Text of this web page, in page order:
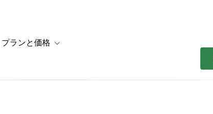
ソリューション
sub-navigation for リソース
プランと価格 Toggle sub-navigation for プランと価格